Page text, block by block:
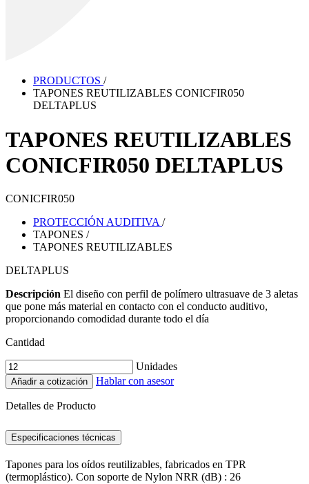
PRODUCTOS /
TAPONES REUTILIZABLES CONICFIR050
DELTAPLUS
TAPONES REUTILIZABLES
CONICFIR050 DELTAPLUS
CONICFIR050
PROTECCIÓN AUDITIVA /
TAPONES /
TAPONES REUTILIZABLES
DELTAPLUS
Descripción El diseño con perfil de polímero ultrasuave de 3 aletas
que pone más material en contacto con el conducto auditivo,
proporcionando comodidad durante todo el día
Cantidad
Unidades
Añadir a cotización Hablar con asesor
Detalles de Producto
Especificaciones técnicas
Tapones para los oídos reutilizables, fabricados en TPR
(termoplástico). Con soporte de Nylon NRR (dB) : 26